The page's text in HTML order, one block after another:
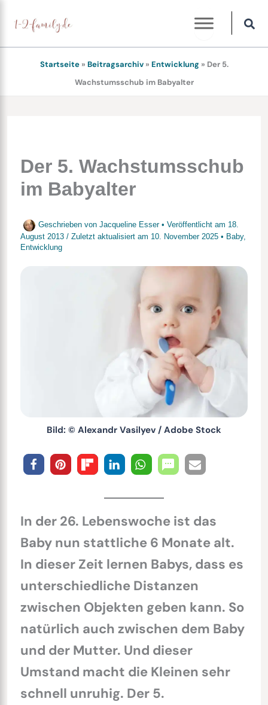
Inhalt
springen
Startseite» Beitragsarchiv» Entwicklung» Der 5.
Wachstumsschub im Babyalter
Der 5. Wachstumsschub
im Babyalter
Geschrieben von Jacqueline Esser • Veröffentlicht am 18.
August 2013 / Zuletzt aktualisiert am 10. November 2025• Baby,
Entwicklung
Bild: © Alexandr Vasilyev / Adobe Stock
In der 26. Lebenswoche ist das
Baby nun stattliche 6 Monate alt.
In dieser Zeit lernen Babys, dass es
unterschiedliche Distanzen
zwischen Objekten geben kann. So
natürlich auch zwischen dem Baby
und der Mutter. Und dieser
Umstand macht die Kleinen sehr
schnell unruhig. Der 5.